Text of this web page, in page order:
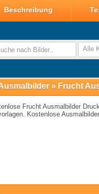
Beschreibung
Alle
» Frucht
Frucht Ausmalbilder
Kostenlose